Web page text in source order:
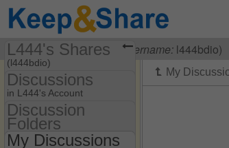
Visiting L444 Game username: l444bdio)
L444's Shares
(l444bdio)
Share Page
Discussions
Discussions
in L444's Account
Discussion Folders
Discussion
Folders
Folder Set Show
My Discussions